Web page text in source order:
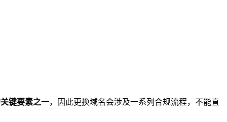
键要素之一，因此更换域名会涉及一系列合规流程，不能直